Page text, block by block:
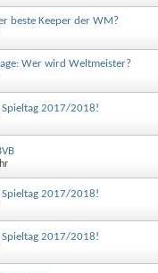
beste Keeper der WM?
Wer wird Weltmeister?
2017/2018!
2017/2018!
2017/2018!